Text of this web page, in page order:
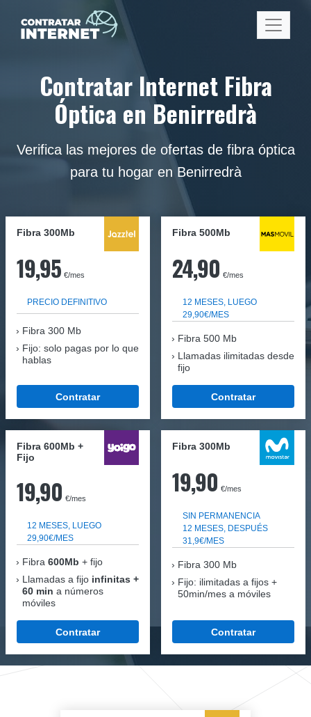
Contratar Internet Fibra
Óptica en Benirredrà
Verifica las mejores de ofertas de fibra óptica
para tu hogar en Benirredrà
Fibra 300Mb
19,95 €/mes
PRECIO DEFINITIVO
Fibra 300 Mb
Fijo: solo pagas por lo que
hablas
Contratar
Fibra 500Mb
24,90 €/mes
12 MESES, LUEGO
29,90€/MES
Fibra 500 Mb
Llamadas ilimitadas desde
fijo
Contratar
Fibra 600Mb +
Fijo
19,90 €/mes
12 MESES, LUEGO
29,90€/MES
Fibra 600Mb + fijo
Llamadas a fijo infinitas +
60 min a números
móviles
Contratar
Fibra 300Mb
19,90 €/mes
SIN PERMANENCIA
12 MESES, DESPUÉS
31,9€/MES
Fibra 300 Mb
Fijo: ilimitadas a fijos +
50min/mes a móviles
Contratar